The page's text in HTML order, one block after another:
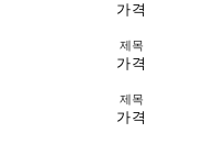
가격
제목
가격
제목
가격